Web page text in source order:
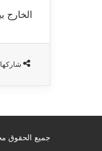
الخارج
شاركها
جميع الحقوق